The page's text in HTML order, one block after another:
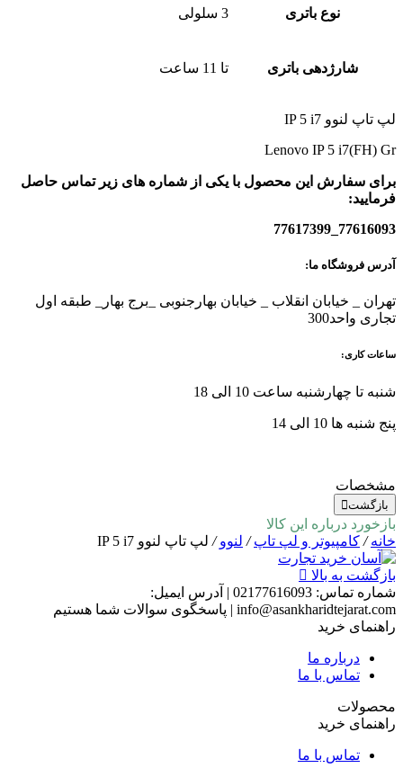
نوع باتری 3 سلولی
شارژدهی باتری تا 11 ساعت
لپ تاپ لنوو IP 5 i7
Lenovo IP 5 i7(FH) Gr
برای سفارش این محصول با یکی از شماره های زیر تماس حاصل
فرمایید:
77616093_77617399
آدرس فروشگاه ما:
تهران _ خیابان انقلاب _ خیابان بهارجنوبی _برج بهار_ طبقه اول
تجاری واحد300
ساعات کاری:
شنبه تا چهارشنبه ساعت 10 الی 18
پنج شنبه ها 10 الی 14
مشخصات
بازگشت
بازخورد درباره این کالا
خانه/ کامپیوتر و لپ تاپ/ لنوو/ لپ تاپ لنوو IP 5 i7
بازگشت به بالا
شماره تماس: 02177616093
| آدرس ایمیل:
info@asankharidtejarat.com
| پاسخگوی سوالات شما هستیم
راهنمای خرید
درباره ما
تماس با ما
محصولات
راهنمای خرید
تماس با ما